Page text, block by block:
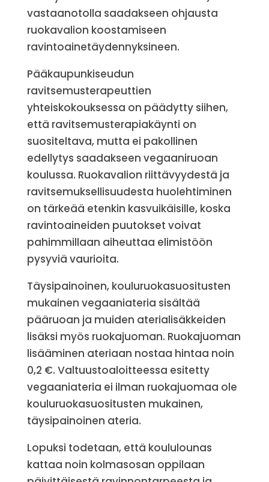
vastaanotolla saadakseen ohjausta
ruokavalion koostamiseen
ravintoainetäydennyksineen.
Pääkaupunkiseudun
ravitsemusterapeuttien
yhteiskokouksessa on päädytty siihen,
että ravitsemusterapiakäynti on
suositeltava, mutta ei pakollinen
edellytys saadakseen vegaaniruoan
koulussa. Ruokavalion riittävyydestä ja
ravitsemuksellisuudesta huolehtiminen
on tärkeää etenkin kasvuikäisille, koska
ravintoaineiden puutokset voivat
pahimmillaan aiheuttaa elimistöön
pysyviä vaurioita.
Täysipainoinen, kouluruokasuositusten
mukainen vegaaniateria sisältää
pääruoan ja muiden aterialisäkkeiden
lisäksi myös ruokajuoman. Ruokajuoman
lisääminen ateriaan nostaa hintaa noin
0,2 €. Valtuustoaloitteessa esitetty
vegaaniateria ei ilman ruokajuomaa ole
kouluruokasuositusten mukainen,
täysipainoinen ateria.
Lopuksi todetaan, että koululounas
kattaa noin kolmasosan oppilaan